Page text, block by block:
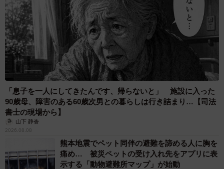
「息子を一人にしてきたんです、帰らないと」 施設に入った
90歳母、障害のある60歳次男との暮らしは行き詰まり…【司法
書士の現場から】
山下 静香
2026.08.08
熊本地震でペット同伴の避難を諦める人に胸を
痛め… 被災ペットの受け入れ先をアプリに表
示する「動物避難所マップ」が始動